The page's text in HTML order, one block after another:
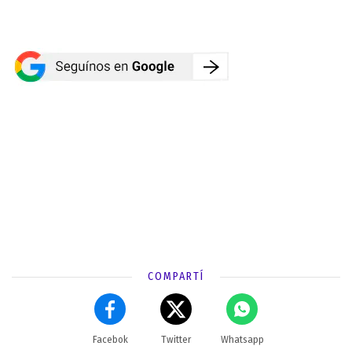
COMPARTÍ
Facebok Twitter Whatsapp